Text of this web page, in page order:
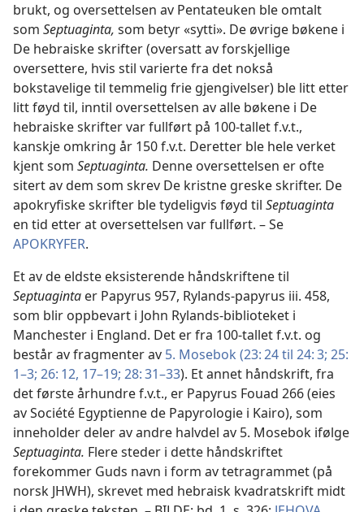
brukt, og oversettelsen av Pentateuken ble omtalt
som Septuaginta, som betyr «sytti». De øvrige bøkene i
De hebraiske skrifter (oversatt av forskjellige
oversettere, hvis stil varierte fra det nokså
bokstavelige til temmelig frie gjengivelser) ble litt etter
litt føyd til, inntil oversettelsen av alle bøkene i De
hebraiske skrifter var fullført på 100-tallet f.v.t.,
kanskje omkring år 150 f.v.t. Deretter ble hele verket
kjent som Septuaginta. Denne oversettelsen er ofte
sitert av dem som skrev De kristne greske skrifter. De
apokryfiske skrifter ble tydeligvis føyd til Septuaginta
en tid etter at oversettelsen var fullført. – Se
APOKRYFER.
Et av de eldste eksisterende håndskriftene til
Septuaginta er Papyrus 957, Rylands-papyrus iii. 458,
som blir oppbevart i John Rylands-biblioteket i
Manchester i England. Det er fra 100-tallet f.v.t. og
består av fragmenter av 5. Mosebok (23: 24 til 24: 3; 25:
1–3; 26: 12, 17–19; 28: 31–33). Et annet håndskrift, fra
det første århundre f.v.t., er Papyrus Fouad 266 (eies
av Société Egyptienne de Papyrologie i Kairo), som
inneholder deler av andre halvdel av 5. Mosebok ifølge
Septuaginta. Flere steder i dette håndskriftet
forekommer Guds navn i form av tetragrammet (på
norsk JHWH), skrevet med hebraisk kvadratskrift midt